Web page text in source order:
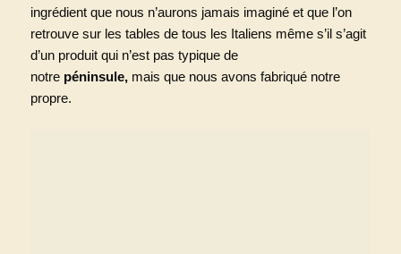
ingrédient que nous n’aurons jamais imaginé et que l’on
retrouve sur les tables de tous les Italiens même s’il s’agit
d’un produit qui n’est pas typique de
notre péninsule, mais que nous avons fabriqué notre
propre.